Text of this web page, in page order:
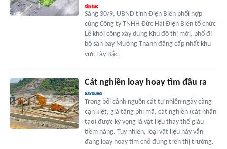
Sáng 30/9, UBND tỉnh Điện Biên phối hợp
cùng Công ty TNHH Đức Hải Điện Biên tổ chức
Lễ khởi công xây dựng Khu đô thị mới, phố đi
bộ sân bay Mường Thanh đẳng cấp nhất khu
vực Tây Bắc.
Cát nghiền loay hoay tìm đầu ra
Trong bối cảnh nguồn cát tự nhiên ngày càng
cạn kiệt, giá tăng phi mã, cát nghiền (cát nhân
tạo) được kỳ vọng là vật liệu thay thế giàu
tiềm năng. Tuy nhiên, loại vật liệu này vẫn
đang loay hoay tìm chỗ đứng trên thị trường.